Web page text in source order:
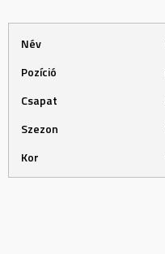
Név
Pozíció
Csapat
Szezon
Kor